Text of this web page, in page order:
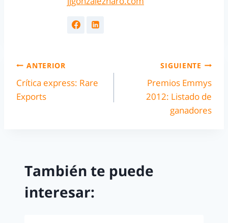
ANTERIOR
Crítica express: Rare
Exports
SIGUIENTE
Premios Emmys
2012: Listado de
ganadores
También te puede
interesar: